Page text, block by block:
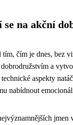
na akční
čím je dnes, bez
a
aspekty
nabídnout
jmen